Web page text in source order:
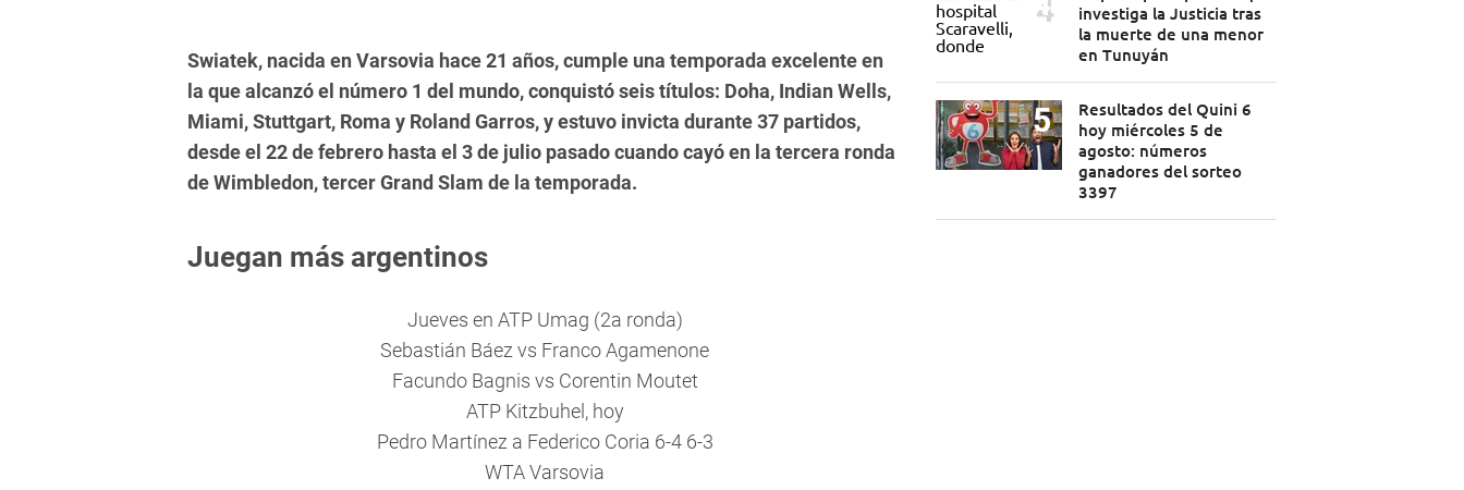
Swiatek, nacida en Varsovia hace 21 años, cumple una temporada excelente en
la que alcanzó el número 1 del mundo, conquistó seis títulos: Doha, Indian Wells,
Miami, Stuttgart, Roma y Roland Garros, y estuvo invicta durante 37 partidos,
desde el 22 de febrero hasta el 3 de julio pasado cuando cayó en la tercera ronda
de Wimbledon, tercer Grand Slam de la temporada.
Juegan más argentinos
Jueves en ATP Umag (2a ronda)
Sebastián Báez vs Franco Agamenone
Facundo Bagnis vs Corentin Moutet
ATP Kitzbuhel, hoy
Pedro Martínez a Federico Coria 6-4 6-3
WTA Varsovia
investiga la Justicia tras
la muerte de una menor
en Tunuyán
Resultados del Quini 6
hoy miércoles 5 de
agosto: números
ganadores del sorteo
3397